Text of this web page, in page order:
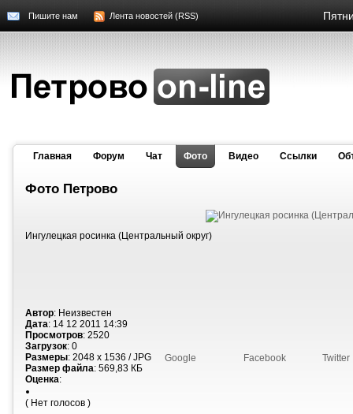
Пишите нам Лента новостей (RSS)
Главная Форум Чат Фото Видео Cсылки
Фото Петрово
Ингулецкая росинка (Центральный округ)
Автор: Неизвестен
Дата: 14 12 2011 14:39
Просмотров: 2520
Загрузок: 0
Размеры: 2048 x 1536 / JPG
Размер файла: 569,83 КБ
Оценка:
( Нет голосов )
Google Facebook Twitter